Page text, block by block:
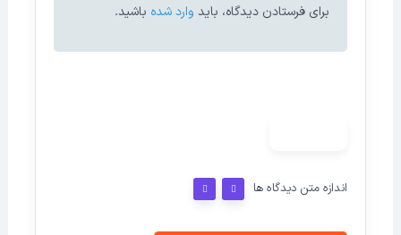
برای فرستادن دیدگاه، باید وارد شده باشید.
اندازه متن دیدگاه ها